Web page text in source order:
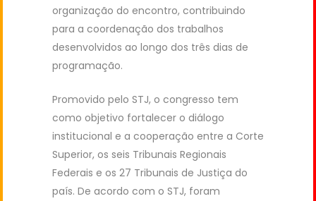
organização do encontro, contribuindo
para a coordenação dos trabalhos
desenvolvidos ao longo dos três dias de
programação.
Promovido pelo STJ, o congresso tem
como objetivo fortalecer o diálogo
institucional e a cooperação entre a Corte
Superior, os seis Tribunais Regionais
Federais e os 27 Tribunais de Justiça do
país. De acordo com o STJ, foram